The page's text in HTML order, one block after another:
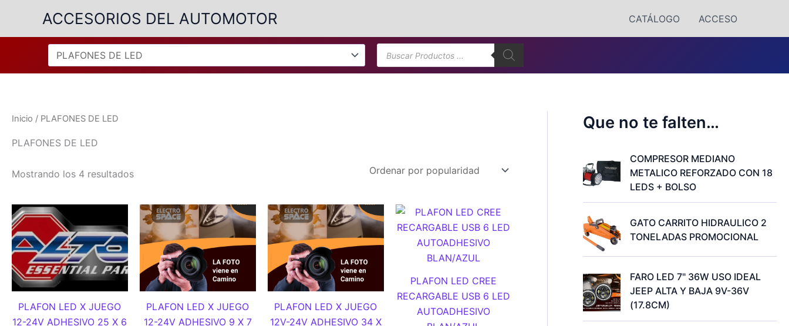
contenido
ACCESORIOS DEL AUTOMOTOR CATÁLOGO ACCESO
Búsqueda
de
productos
Inicio / PLAFONES DE LED
PLAFONES DE LED
Mostrando los 4 resultadosOrdenado
PLAFON LED X JUEGO
12-24V ADHESIVO 25 X 6
PLAFON LED X JUEGO
12-24V ADHESIVO 9 X 7
PLAFON LED X JUEGO
12V-24V ADHESIVO 34 X
PLAFON LED CREE
RECARGABLE USB 6 LED
AUTOADHESIVO
Que no te falten…
COMPRESOR MEDIANO
METALICO REFORZADO CON 18
LEDS + BOLSO
GATO CARRITO HIDRAULICO 2
TONELADAS PROMOCIONAL
FARO LED 7" 36W USO IDEAL
JEEP ALTA Y BAJA 9V-36V
(17.8CM)